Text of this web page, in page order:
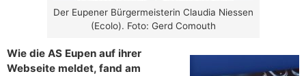
Der Eupener Bürgermeisterin Claudia Niessen
(Ecolo). Foto: Gerd Comouth
Wie die AS Eupen auf ihrer
Webseite meldet, fand am